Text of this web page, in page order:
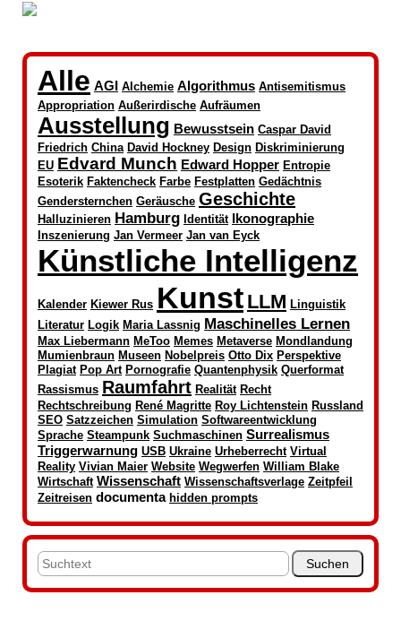
Alle AGI Alchemie Algorithmus Antisemitismus
Appropriation Außerirdische Aufräumen
Ausstellung Bewusstsein Caspar David
Friedrich China David Hockney Design Diskriminierung
EU Edvard Munch Edward Hopper Entropie
Esoterik Faktencheck Farbe Festplatten Gedächtnis
Gendersternchen Geräusche Geschichte
Halluzinieren Hamburg Identität Ikonographie
Inszenierung Jan Vermeer Jan van Eyck
Künstliche Intelligenz
Kalender Kiewer Rus Kunst LLM Linguistik
Literatur Logik Maria Lassnig Maschinelles Lernen
Max Liebermann MeToo Memes Metaverse Mondlandung
Mumienbraun Museen Nobelpreis Otto Dix Perspektive
Plagiat Pop Art Pornografie Quantenphysik Querformat
Rassismus Raumfahrt Realität Recht
Rechtschreibung René Magritte Roy Lichtenstein Russland
SEO Satzzeichen Simulation Softwareentwicklung
Sprache Steampunk Suchmaschinen Surrealismus
Triggerwarnung USB Ukraine Urheberrecht Virtual
Reality Vivian Maier Website Wegwerfen William Blake
Wirtschaft Wissenschaft Wissenschaftsverlage Zeitpfeil
Zeitreisen documenta hidden prompts